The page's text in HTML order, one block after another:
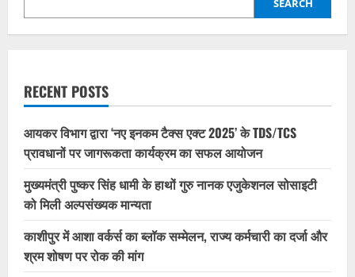
SEARCH
RECENT POSTS
आयकर विभाग द्वारा ‘नए इनकम टैक्स एक्ट 2025’ के TDS/TCS
प्रावधानों पर जागरूकता कार्यक्रम का सफल आयोजन
मुख्यमंत्री पुष्कर सिंह धामी के हाथों गुरु नानक एजुकेशनल सोसाइटी
को मिली अल्पसंख्यक मान्यता
काशीपुर में आशा वर्कर्स का ब्लॉक सम्मेलन, राज्य कर्मचारी का दर्जा और
श्रम शोषण पर रोक की मांग